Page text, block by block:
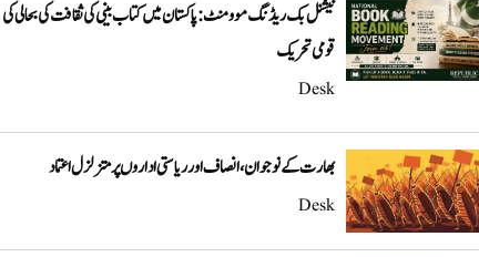
نیشنل بک ریڈنگ موومنٹ: پاکستان میں کتاب بینی کی ثقافت کی بحالی کی
قومی تحریک
Desk
بھارت کے نوجوان، انصاف اور ریاستی اداروں پر متزلزل اعتماد
Desk